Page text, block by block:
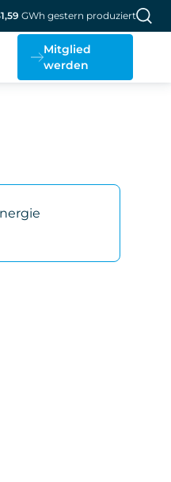
GWh gestern produziert
Mitglied
werden